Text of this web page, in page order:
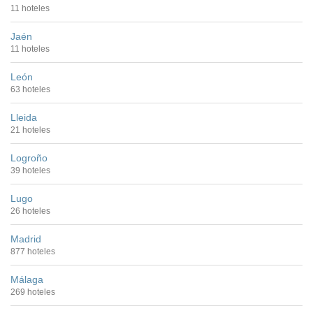
11 hoteles
Jaén
11 hoteles
León
63 hoteles
Lleida
21 hoteles
Logroño
39 hoteles
Lugo
26 hoteles
Madrid
877 hoteles
Málaga
269 hoteles